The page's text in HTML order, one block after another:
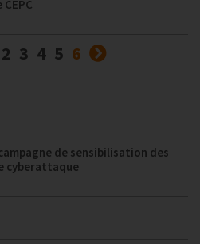
2 3 4 5 6 (courante)
de sensibilisation des
cyberattaque